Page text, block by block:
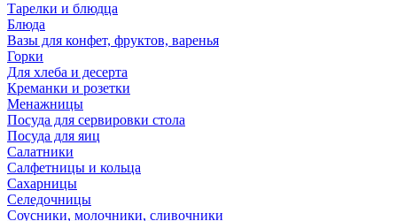
Тарелки и блюдца
Блюда
Вазы для конфет, фруктов, варенья
Горки
Для хлеба и десерта
Креманки и розетки
Менажницы
Посуда для сервировки стола
Посуда для яиц
Салатники
Салфетницы и кольца
Сахарницы
Селедочницы
Соусники, молочники, сливочники